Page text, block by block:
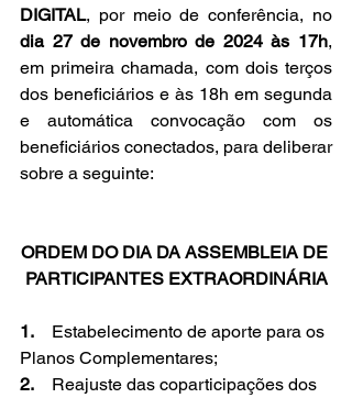
DIGITAL
dia 27 de novembro de 2024 às 17h,
em primeira chamada, com dois terços
dos beneficiários e às 18h em segunda
e automática convocação com os
beneficiários conectados, para deliberar
sobre a seguinte:
ORDEM DO DIA DA ASSEMBLEIA DE
PARTICIPANTES EXTRAORDINÁRIA
1.
Estabelecimento de aporte para os
Planos Complementares;
2. Reajuste das coparticipações dos